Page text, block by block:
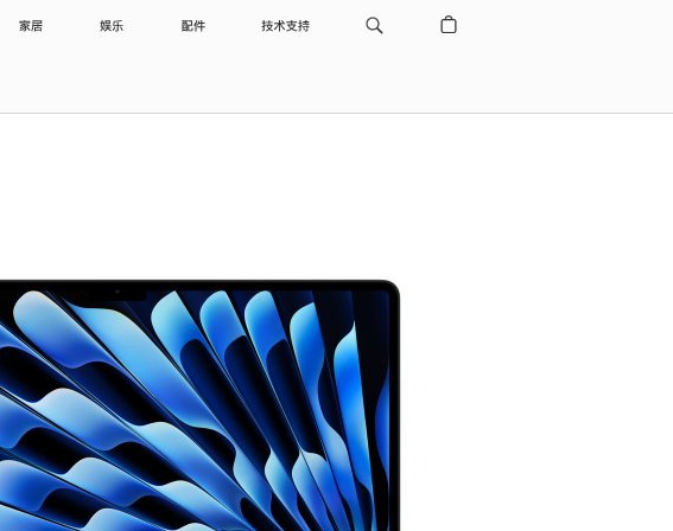
家居 娱乐 配件 技术支持